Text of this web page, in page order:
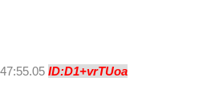
ID:D1+vrTUoa